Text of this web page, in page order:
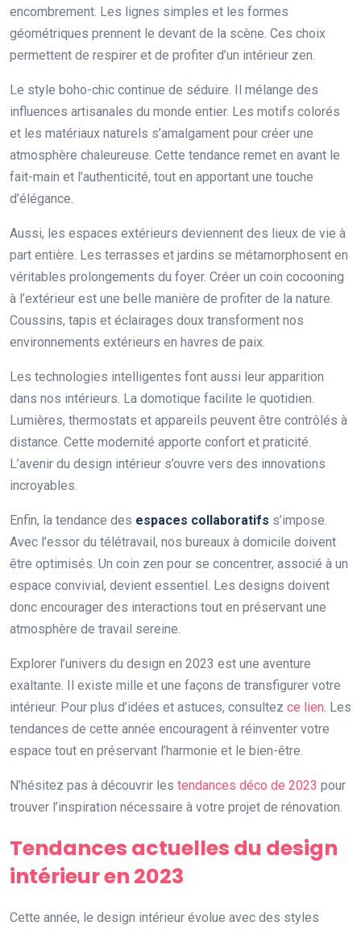
encombrement. Les lignes simples et les formes
géométriques prennent le devant de la scène. Ces choix
permettent de respirer et de profiter d’un intérieur zen.
Le style boho-chic continue de séduire. Il mélange des
influences artisanales du monde entier. Les motifs colorés
et les matériaux naturels s’amalgament pour créer une
atmosphère chaleureuse. Cette tendance remet en avant le
fait-main et l’authenticité, tout en apportant une touche
d’élégance.
Aussi, les espaces extérieurs deviennent des lieux de vie à
part entière. Les terrasses et jardins se métamorphosent en
véritables prolongements du foyer. Créer un coin cocooning
à l’extérieur est une belle manière de profiter de la nature.
Coussins, tapis et éclairages doux transforment nos
environnements extérieurs en havres de paix.
Les technologies intelligentes font aussi leur apparition
dans nos intérieurs. La domotique facilite le quotidien.
Lumières, thermostats et appareils peuvent être contrôlés à
distance. Cette modernité apporte confort et praticité.
L’avenir du design intérieur s’ouvre vers des innovations
incroyables.
Enfin, la tendance des espaces collaboratifs s’impose.
Avec l’essor du télétravail, nos bureaux à domicile doivent
être optimisés. Un coin zen pour se concentrer, associé à un
espace convivial, devient essentiel. Les designs doivent
donc encourager des interactions tout en préservant une
atmosphère de travail sereine.
Explorer l’univers du design en 2023 est une aventure
exaltante. Il existe mille et une façons de transfigurer votre
intérieur. Pour plus d’idées et astuces, consultez ce lien . Les
tendances de cette année encouragent à réinventer votre
espace tout en préservant l’harmonie et le bien-être.
N’hésitez pas à découvrir les tendances déco de 2023 pour
trouver l’inspiration nécessaire à votre projet de rénovation.
Tendances actuelles du design
intérieur en 2023
Cette année, le design intérieur évolue avec des styles